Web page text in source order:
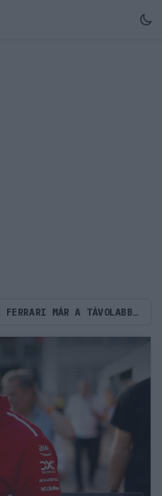
MÉG 2026 SINCS, DE A FERRARI MÁR A TÁVOLABBI JÖVŐ MEGTERVEZÉSÉRE KÉRI AZ F1-ET